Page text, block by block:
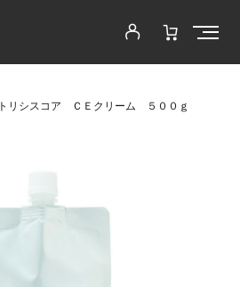
トリシスコア ＣＥクリーム ５００ｇ